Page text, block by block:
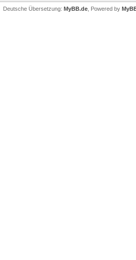
Deutsche Übersetzung: MyBB.de , Powered by